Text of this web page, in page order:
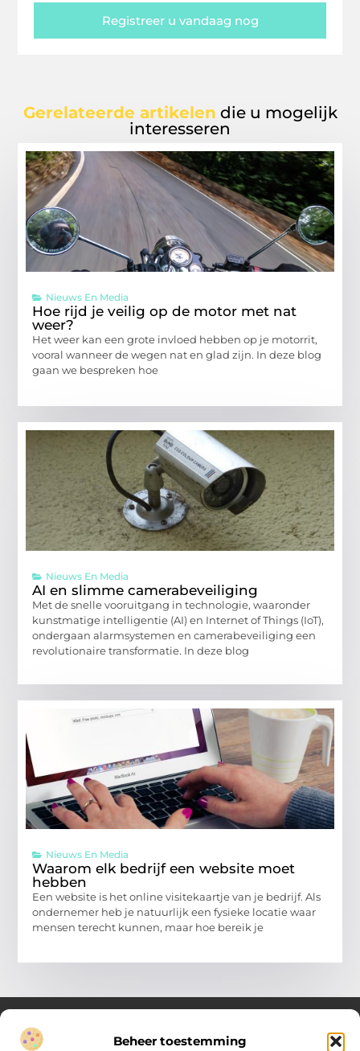
Beheer toestemming
Registreer u vandaag nog
Gerelateerde artikelen die u mogelijk
interesseren
Nieuws En Media
Hoe rijd je veilig op de motor met nat
weer?
Het weer kan een grote invloed hebben op je motorrit,
vooral wanneer de wegen nat en glad zijn. In deze blog
gaan we bespreken hoe
Nieuws En Media
AI en slimme camerabeveiliging
Met de snelle vooruitgang in technologie, waaronder
kunstmatige intelligentie (AI) en Internet of Things (IoT),
ondergaan alarmsystemen en camerabeveiliging een
revolutionaire transformatie. In deze blog
Nieuws En Media
Waarom elk bedrijf een website moet
hebben
Een website is het online visitekaartje van je bedrijf. Als
ondernemer heb je natuurlijk een fysieke locatie waar
mensen terecht kunnen, maar hoe bereik je